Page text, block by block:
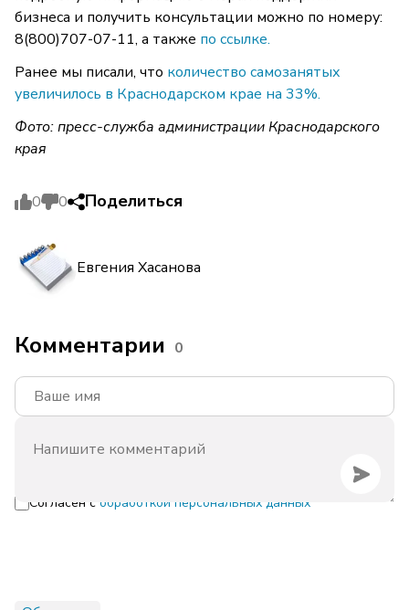
бизнеса и получить консультации можно по номеру:
8(800)707-07-11, а также по ссылке.
Ранее мы писали, что количество самозанятых
увеличилось в Краснодарском крае на 33%.
Фото: пресс-служба администрации Краснодарского
края
0 0 Поделиться
Евгения Хасанова
Комментарии 0
Согласен с обработкой персональных данных